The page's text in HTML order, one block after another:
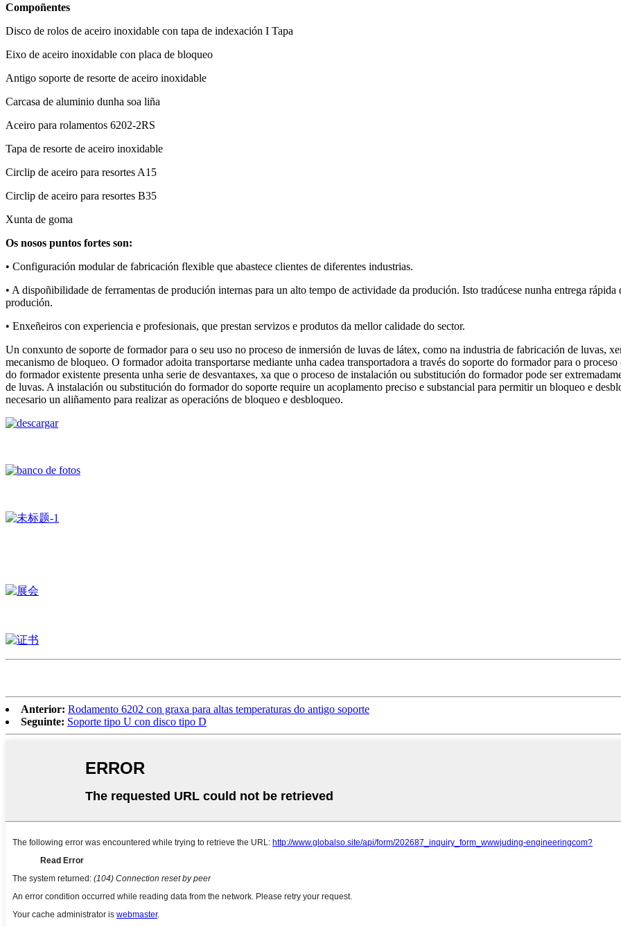
Compoñentes
Disco de rolos de aceiro inoxidable con tapa de indexación I Tapa
Eixo de aceiro inoxidable con placa de bloqueo
Antigo soporte de resorte de aceiro inoxidable
Carcasa de aluminio dunha soa liña
Aceiro para rolamentos 6202-2RS
Tapa de resorte de aceiro inoxidable
Circlip de aceiro para resortes A15
Circlip de aceiro para resortes B35
Xunta de goma
Os nosos puntos fortes son:
• Configuración modular de fabricación flexible que abastece clientes de diferentes industrias.
• A dispoñibilidade de ferramentas de produción internas para un alto tempo de actividade da produción. Isto tradúcese nunha entrega
produción.
• Enxeñeiros con experiencia e profesionais, que prestan servizos e produtos da mellor calidade do sector.
Un conxunto de soporte de formador para o seu uso no proceso de inmersión de luvas de látex, como na industria de fabricación de luvas,
mecanismo de bloqueo. O formador adoita transportarse mediante unha cadea transportadora a través do soporte do formador para o
do formador existente presenta unha serie de desvantaxes, xa que o proceso de instalación ou substitución do formador pode ser
de luvas. A instalación ou substitución do formador do soporte require un acoplamento preciso e substancial para permitir un bloqueo e
necesario un aliñamento para realizar as operacións de bloqueo e desbloqueo.
Anterior: Rodamento 6202 con graxa para altas temperaturas do antigo soporte
Seguinte: Soporte tipo U con disco tipo D